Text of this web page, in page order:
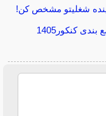
آینده شغلیتو مشخص کن!
بندی کنکور1405